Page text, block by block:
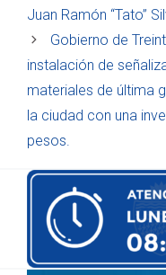
Juan Ramón “Tato”
Gobierno de
instalación de
materiales de última
la ciudad con una
pesos.